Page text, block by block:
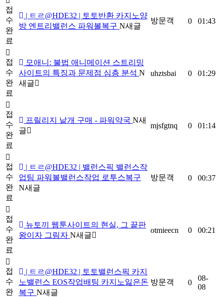
접
수
완
료
| ㅌㄹ@HDE32 | 토토반환 카지노양
방 엔트리밸런스 파워볼복구 N새글
방문객 0 01:43
접
수
완
료
모애니: 불법 애니메이션 스트리밍
사이트의 특징과 문제점 심층 분석 N
새글
uhztsbai 0 01:29
접
수
완
료
프릴리지 낱개 구매 - 파워약국 N새
글
mjsfgtnq 0 01:14
접
수
완
료
| ㅌㄹ@HDE32 | 밸런스픽 밸런스작
업팀 파워볼밸런스작업 로투스복구
N새글
방문객 0 00:37
접
수
완
료
뉴토끼 웹툰사이트의 현실, 그 끝판
왕이자 그림자 N새글
otmieecn 0 00:21
접
수
완
| ㅌㄹ@HDE32 | 토토밸런스픽 카지
노밸런스 EOS작업배팅 카지노잃은돈
복구 N새글
방문객 0
08-
08